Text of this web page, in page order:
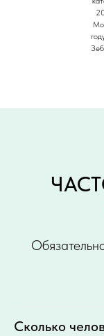
Сколько